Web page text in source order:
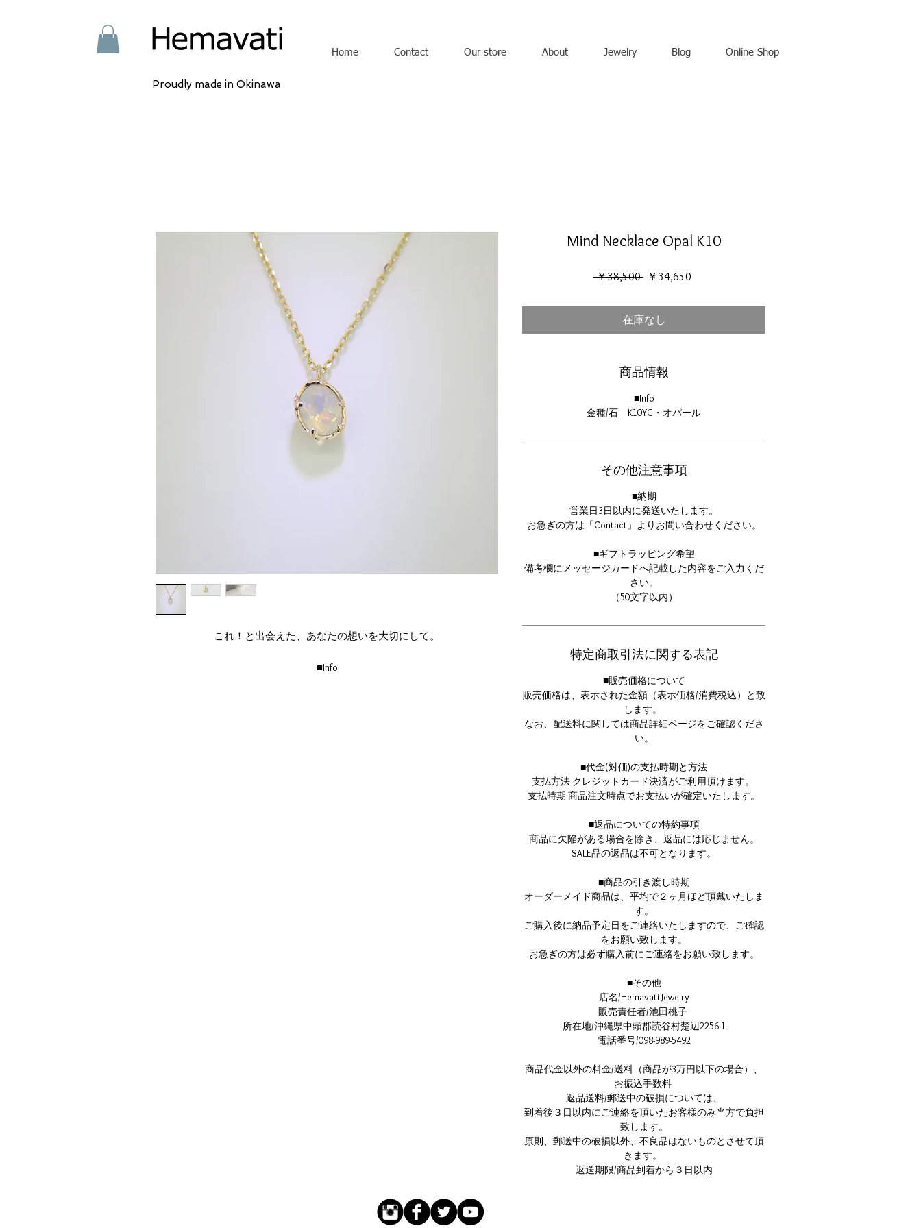
Home Contact Our store About Jewelry Blog Online Shop
Proudly made in Okinawa
これ！と出会えた、あなたの想いを大切にして。
■Info
Mind Necklace Opal K10
￥38,500 通
価
格
￥34,650セ
ル
格
在庫なし
商品情報
■Info
金種/石 K10YG・オパール
その他注意事項
■納期
営業日3日以内に発送いたします。
お急ぎの方は「Contact」よりお問い合わせください。
■ギフトラッピング希望
備考欄にメッセージカードへ記載した内容をご入力くだ
さい。
（50文字以内）
特定商取引法に関する表記
■販売価格について
販売価格は、表示された金額（表示価格/消費税込）と致
します。
なお、配送料に関しては商品詳細ページをご確認くださ
い。
■代金(対価)の支払時期と方法
支払方法 クレジットカード決済がご利用頂けます。
支払時期 商品注文時点でお支払いが確定いたします。
■返品についての特約事項
商品に欠陥がある場合を除き、返品には応じません。
SALE品の返品は不可となります。
■商品の引き渡し時期
オーダーメイド商品は、平均で２ヶ月ほど頂戴いたしま
す。
ご購入後に納品予定日をご連絡いたしますので、ご確認
をお願い致します。
お急ぎの方は必ず購入前にご連絡をお願い致します。
■その他
店名/Hemavati Jewelry
販売責任者/池田桃子
所在地/沖縄県中頭郡読谷村楚辺2256-1
電話番号/098-989-5492
商品代金以外の料金/送料（商品が3万円以下の場合）、
お振込手数料
返品送料/郵送中の破損については、
到着後３日以内にご連絡を頂いたお客様のみ当方で負担
致します。
原則、郵送中の破損以外、不良品はないものとさせて頂
きます。
返送期限/商品到着から３日以内